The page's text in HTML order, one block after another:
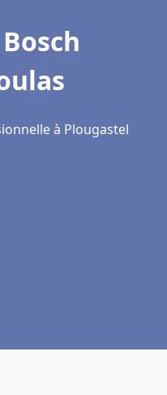
à Plougastel